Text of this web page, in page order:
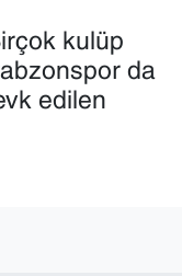
kulüp
da
edilen